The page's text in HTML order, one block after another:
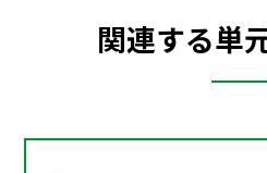
関連する単